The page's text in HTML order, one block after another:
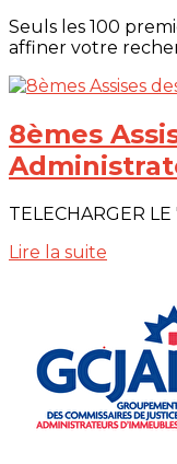
Seuls les 100
affiner votre
8èmes
TELECHARGER
Lire la suite